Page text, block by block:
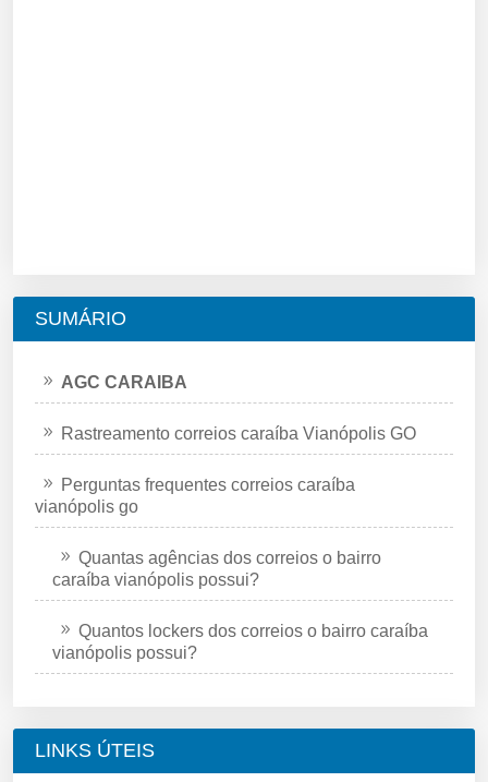
SUMÁRIO
AGC CARAIBA
Rastreamento correios caraíba Vianópolis GO
Perguntas frequentes correios caraíba
vianópolis go
Quantas agências dos correios o bairro
caraíba vianópolis possui?
Quantos lockers dos correios o bairro caraíba
vianópolis possui?
LINKS ÚTEIS